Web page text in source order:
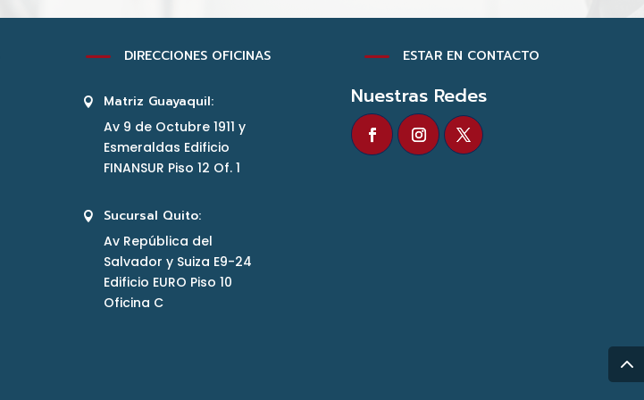
K DIRECCIONES OFICINAS
 Matriz Guayaquil:
Av 9 de Octubre 1911 y
Esmeraldas Edificio
FINANSUR Piso 12 Of. 1
 Sucursal Quito:
Av República del
Salvador y Suiza E9-24
Edificio EURO Piso 10
Oficina C
K ESTAR EN CONTACTO
Nuestras Redes